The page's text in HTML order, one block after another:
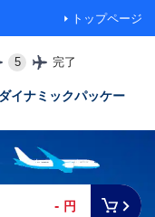
トップページ
5 完了
イナミックパッケー
- 円